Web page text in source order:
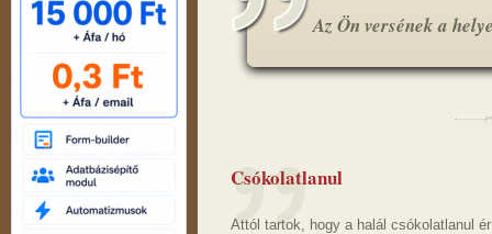
Az Ön versének a
Csókolatlanul
Attól tartok, hogy a halál csókolatlanul